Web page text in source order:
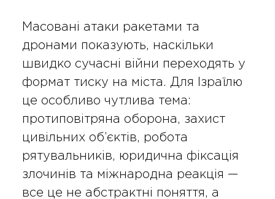
Масовані атаки ракетами та
дронами показують, наскільки
швидко сучасні війни переходять у
формат тиску на міста. Для Ізраїлю
це особливо чутлива тема:
протиповітряна оборона, захист
цивільних об’єктів, робота
рятувальників, юридична фіксація
злочинів та міжнародна реакція —
все це не абстрактні поняття, а